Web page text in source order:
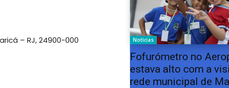
– RJ, 24900-000 Notícias
Fofurómetro no
estava alto com a
rede municipal de